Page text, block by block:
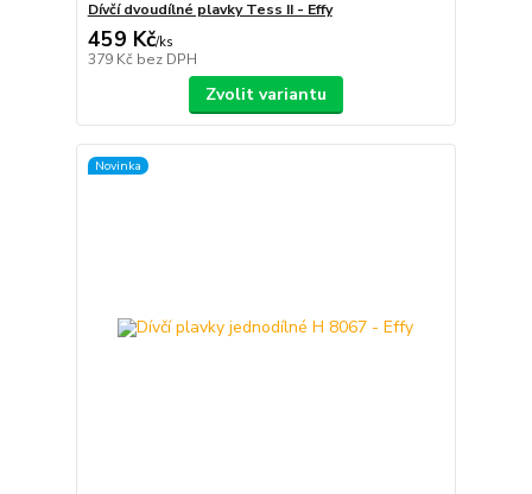
Dívčí dvoudílné plavky Tess II - Effy
459 Kč/ks
379 Kč bez DPH
Zvolit variantu
Novinka